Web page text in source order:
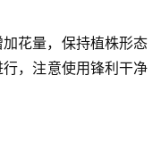
花量，保持植株形态
，注意使用锋利干净